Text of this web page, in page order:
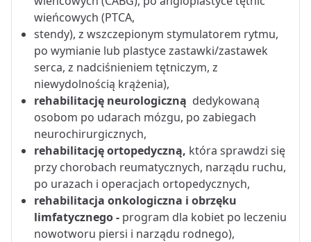
wieńcowych (PTCA,
stendy), z wszczepionym stymulatorem rytmu,
po wymianie lub plastyce zastawki/zastawek
serca, z nadciśnieniem tętniczym, z
niewydolnością krążenia),
rehabilitację neurologiczną dedykowaną
osobom po udarach mózgu, po zabiegach
neurochirurgicznych,
rehabilitację ortopedyczną, która sprawdzi się
przy chorobach reumatycznych, narządu ruchu,
po urazach i operacjach ortopedycznych,
rehabilitacja onkologiczna i obrzęku
limfatycznego - program dla kobiet po leczeniu
nowotworu piersi i narządu rodnego),